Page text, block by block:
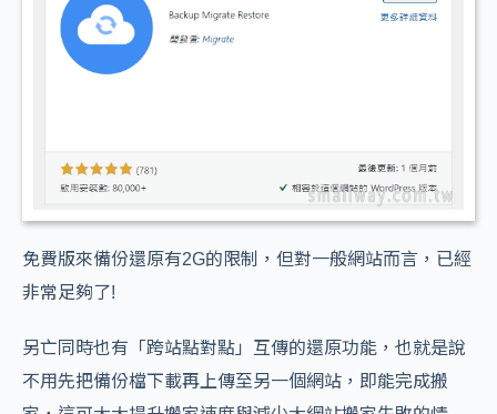
免費版來備份還原有2G的限制，但對一般網站而言，已經
非常足夠了!
另亡同時也有「跨站點對點」互傳的還原功能，也就是說
不用先把備份檔下載再上傳至另一個網站，即能完成搬